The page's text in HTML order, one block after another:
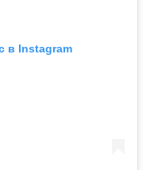
в Instagram